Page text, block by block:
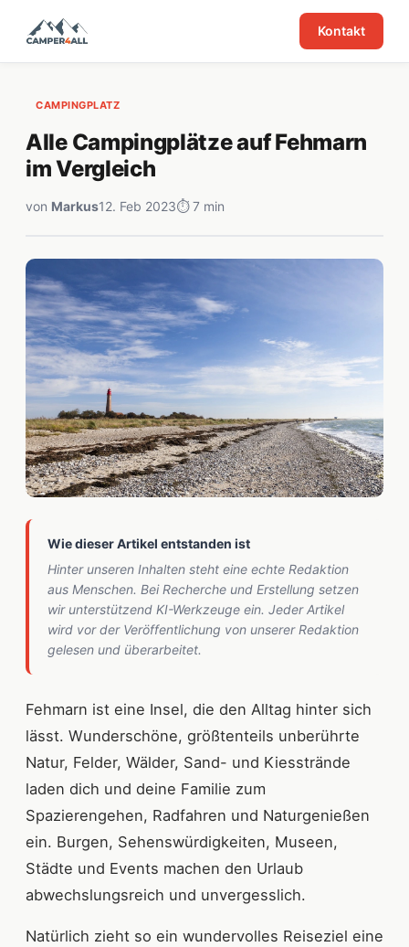
Kontakt
CAMPINGPLATZ
Alle Campingplätze auf Fehmarn
im Vergleich
von Markus12. Feb 2023⏱ 7 min
Wie dieser Artikel entstanden ist
Hinter unseren Inhalten steht eine echte Redaktion
aus Menschen. Bei Recherche und Erstellung setzen
wir unterstützend KI-Werkzeuge ein. Jeder Artikel
wird vor der Veröffentlichung von unserer Redaktion
gelesen und überarbeitet.
Fehmarn ist eine Insel, die den Alltag hinter sich
lässt. Wunderschöne, größtenteils unberührte
Natur, Felder, Wälder, Sand- und Kiesstrände
laden dich und deine Familie zum
Spazierengehen, Radfahren und Naturgenießen
ein. Burgen, Sehenswürdigkeiten, Museen,
Städte und Events machen den Urlaub
abwechslungsreich und unvergesslich.
Natürlich zieht so ein wundervolles Reiseziel eine